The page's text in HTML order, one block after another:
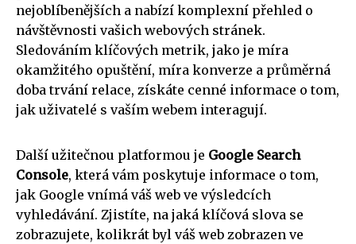
nejoblíbenějších a nabízí komplexní přehled o
návštěvnosti vašich webových stránek.
Sledováním klíčových metrik, jako je míra
okamžitého opuštění, míra konverze a průměrná
doba trvání relace, získáte cenné informace o tom,
jak uživatelé s vaším webem interagují.
Další užitečnou platformou je Google Search
Console, která vám poskytuje informace o tom,
jak Google vnímá váš web ve výsledcích
vyhledávání. Zjistíte, na jaká klíčová slova se
zobrazujete, kolikrát byl váš web zobrazen ve